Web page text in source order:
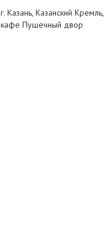
г. Казань, Казанский Кремль,
кафе Пушечный двор